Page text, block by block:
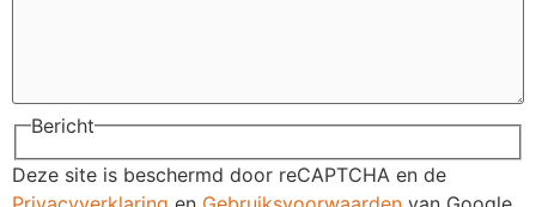
Bericht
Deze site is beschermd door reCAPTCHA en de